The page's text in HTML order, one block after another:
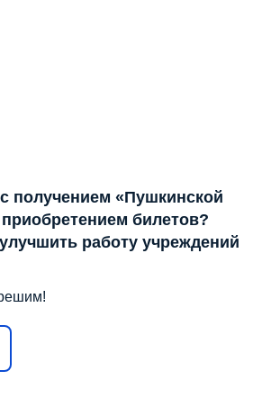
получением «Пушкинской
билетов?
работу учреждений